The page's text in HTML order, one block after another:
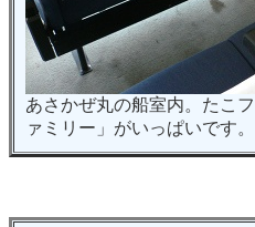
あさかぜ丸の船室内。たこ
ァミリー」がいっぱいです。